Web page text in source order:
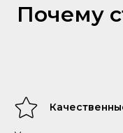
Почему